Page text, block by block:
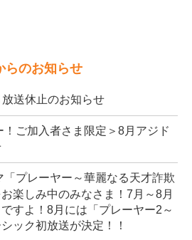
らのお知らせ
送休止のお知らせ
！ご加入者さま限定＞8月アジド
「プレーヤー～華麗なる天才詐欺
楽しみ中のみなさま！7月～8月
すよ！8月には「プレーヤー2～
ック初放送が決定！！